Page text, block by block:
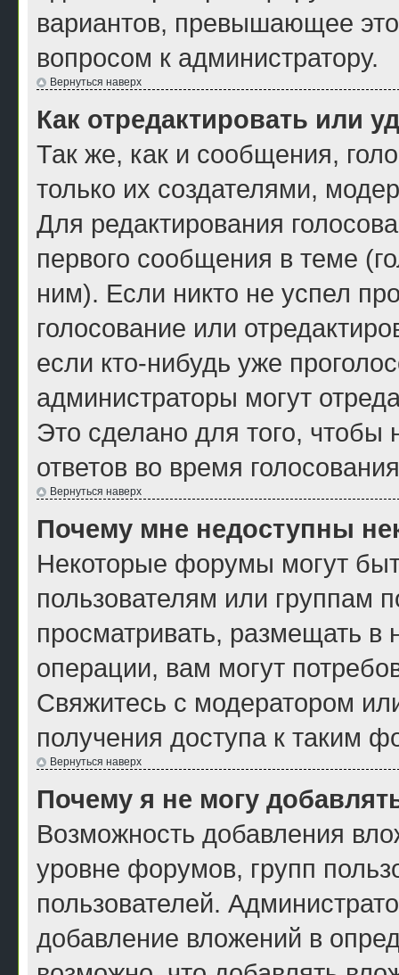
вариантов, превышающее это
вопросом к администратору.
Вернуться наверх
Как отредактировать или
Так же, как и сообщения,
только их создателями,
Для редактирования
первого сообщения в теме
ним). Если никто не успел
голосование или
если кто-нибудь уже
администраторы могут
Это сделано для того,
ответов во время
Вернуться наверх
Почему мне недоступны
Некоторые форумы могут
пользователям или группам
просматривать, размещать
операции, вам могут
Свяжитесь с модератором
получения доступа к таким
Вернуться наверх
Почему я не могу
Возможность добавления
уровне форумов, групп
пользователей.
добавление вложений в